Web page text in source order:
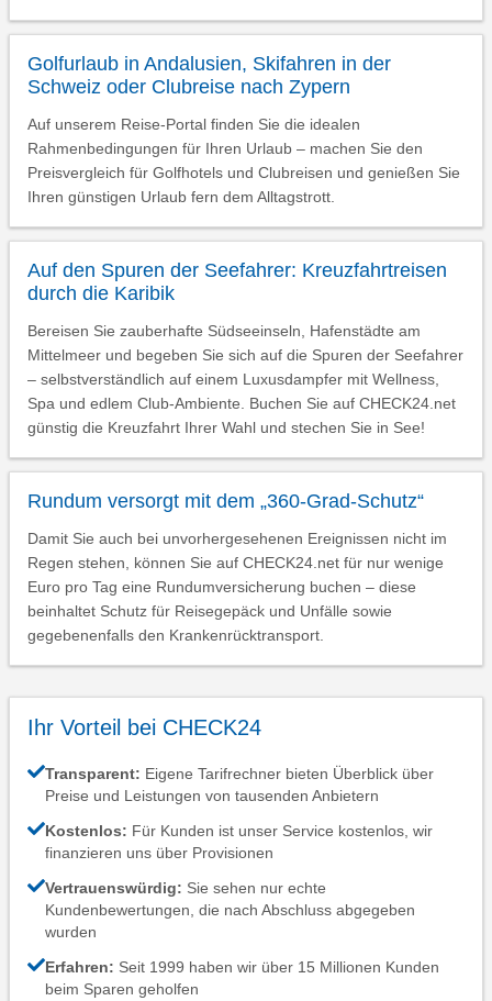
Golfurlaub in Andalusien, Skifahren in der
Schweiz oder Clubreise nach Zypern
Auf unserem Reise-Portal finden Sie die idealen
Rahmenbedingungen für Ihren Urlaub – machen Sie den
Preisvergleich für Golfhotels und Clubreisen und genießen Sie
Ihren günstigen Urlaub fern dem Alltagstrott.
Auf den Spuren der Seefahrer: Kreuzfahrtreisen
durch die Karibik
Bereisen Sie zauberhafte Südseeinseln, Hafenstädte am
Mittelmeer und begeben Sie sich auf die Spuren der Seefahrer
– selbstverständlich auf einem Luxusdampfer mit Wellness,
Spa und edlem Club-Ambiente. Buchen Sie auf CHECK24.net
günstig die Kreuzfahrt Ihrer Wahl und stechen Sie in See!
Rundum versorgt mit dem „360-Grad-Schutz“
Damit Sie auch bei unvorhergesehenen Ereignissen nicht im
Regen stehen, können Sie auf CHECK24.net für nur wenige
Euro pro Tag eine Rundumversicherung buchen – diese
beinhaltet Schutz für Reisegepäck und Unfälle sowie
gegebenenfalls den Krankenrücktransport.
Ihr Vorteil bei CHECK24
Transparent: Eigene Tarifrechner bieten Überblick über
Preise und Leistungen von tausenden Anbietern
Kostenlos: Für Kunden ist unser Service kostenlos, wir
finanzieren uns über Provisionen
Vertrauenswürdig: Sie sehen nur echte
Kundenbewertungen, die nach Abschluss abgegeben
wurden
Erfahren: Seit 1999 haben wir über 15 Millionen Kunden
beim Sparen geholfen